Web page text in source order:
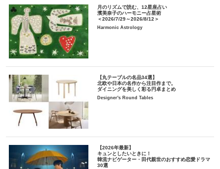
月のリズムで読む、12星座占い
濱美奈子のハーモニー占星術
＜2026/7/29～2026/8/12＞
Harmonic Astrology
【丸テーブルの名品34選】
北欧や日本の名作から注目作まで。
ダイニングを美しく彩る円卓まとめ
Designer's Round Tables
【2026年最新】
キュンとしたいときに！
韓流ナビゲーター・田代親世のおすすめ恋愛ドラマ
30選